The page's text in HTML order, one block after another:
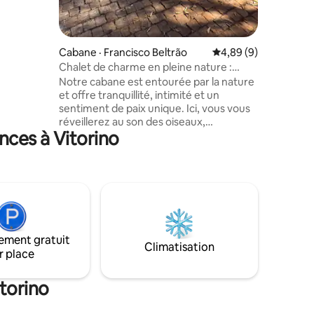
Cabane · Francisco Beltrão Note moyenne de
4,89 (9)
Chalet de charme en pleine nature :
repos et connexion
Notre cabane est entourée par la nature
et offre tranquillité, intimité et un
sentiment de paix unique. Ici, vous vous
réveillerez au son des oiseaux,
savourerez une tasse de café en
admirant la vue et vivrez des moments
du temps seuls à se détendre. Points
forts : • Cadre entièrement privé
• Contact direct avec la nature • Un
espace confortable et douillet • Parfait
à Vitorino
gratuit
place
Climatisation